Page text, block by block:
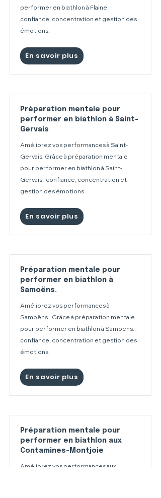
performer en biathlon à Flaine :
confiance, concentration et gestion des
émotions.
En savoir plus
Préparation mentale pour
performer en biathlon à Saint-
Gervais
Améliorez vos performances à Saint-
Gervais. Grâce à préparation mentale
pour performer en biathlon à Saint-
Gervais : confiance, concentration et
gestion des émotions.
En savoir plus
Préparation mentale pour
performer en biathlon à
Samoëns.
Améliorez vos performances à
Samoëns.. Grâce à préparation mentale
pour performer en biathlon à Samoëns. :
confiance, concentration et gestion des
émotions.
En savoir plus
Préparation mentale pour
performer en biathlon aux
Contamines-Montjoie
Améliorez vos performances aux